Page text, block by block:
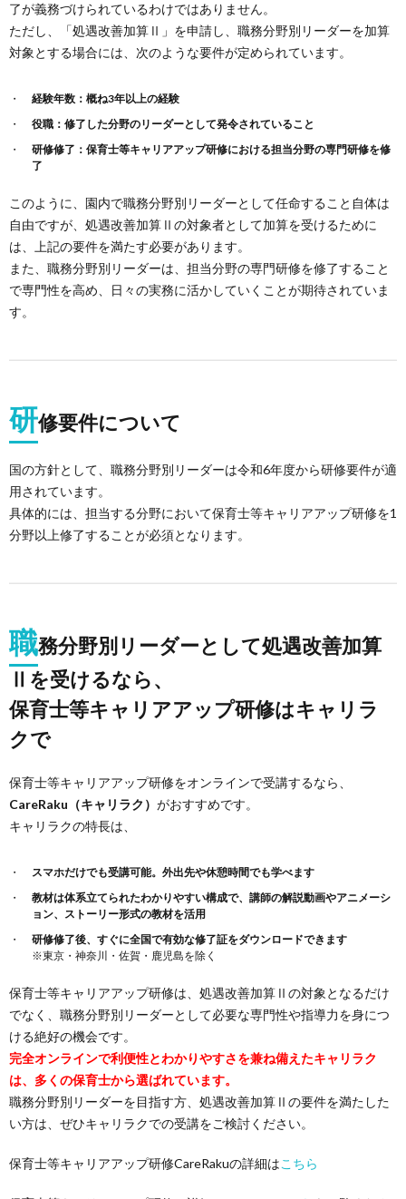
了が義務づけられているわけではありません。
ただし、「処遇改善加算Ⅱ」を申請し、職務分野別リーダーを加算
対象とする場合には、次のような要件が定められています。
経験年数：概ね3年以上の経験
役職：修了した分野のリーダーとして発令されていること
研修修了：保育士等キャリアアップ研修における担当分野の専門研修を修
了
このように、園内で職務分野別リーダーとして任命すること自体は
自由ですが、処遇改善加算Ⅱの対象者として加算を受けるために
は、上記の要件を満たす必要があります。
また、職務分野別リーダーは、担当分野の専門研修を修了すること
で専門性を高め、日々の実務に活かしていくことが期待されていま
す。
研修要件について
国の方針として、職務分野別リーダーは令和6年度から研修要件が適
用されています。
具体的には、担当する分野において保育士等キャリアアップ研修を1
分野以上修了することが必須となります。
職務分野別リーダーとして処遇改善加算
Ⅱを受けるなら、
保育士等キャリアアップ研修はキャリラ
クで
保育士等キャリアアップ研修をオンラインで受講するなら、
CareRaku（キャリラク） がおすすめです。
キャリラクの特長は、
スマホだけでも受講可能。外出先や休憩時間でも学べます
教材は体系立てられたわかりやすい構成で、講師の解説動画やアニメーシ
ョン、ストーリー形式の教材を活用
研修修了後、すぐに全国で有効な修了証をダウンロードできます
※東京・神奈川・佐賀・鹿児島を除く
保育士等キャリアアップ研修は、処遇改善加算Ⅱの対象となるだけ
でなく、職務分野別リーダーとして必要な専門性や指導力を身につ
ける絶好の機会です。
完全オンラインで利便性とわかりやすさを兼ね備えたキャリラク
は、多くの保育士から選ばれています。
職務分野別リーダーを目指す方、処遇改善加算Ⅱの要件を満たした
い方は、ぜひキャリラクでの受講をご検討ください。
保育士等キャリアアップ研修CareRakuの詳細はこちら